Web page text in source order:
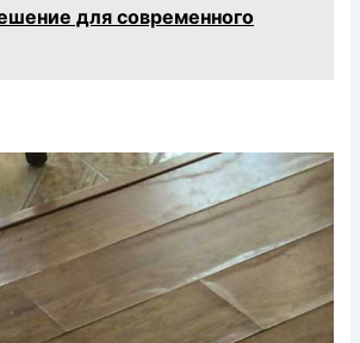
для современного